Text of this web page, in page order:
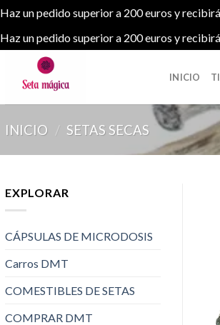
Haz un pedido superior a 200 euros y
Haz un pedido superior a 200 euros y
INICIO
INICIO / SETAS SECAS
EXPLORAR
CÁPSULAS DE MICRODOSIS
Carros DMT
COMESTIBLES DE SETAS
COMPRAR DMT